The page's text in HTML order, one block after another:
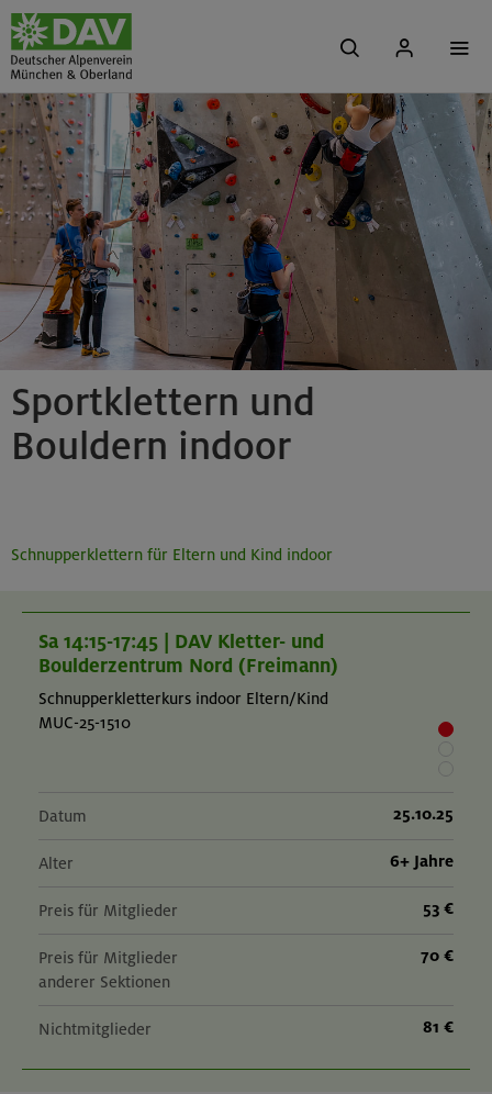
Sportklettern und
Bouldern indoor
Schnupperklettern für Eltern und Kind indoor
Sa 14:15-17:45 | DAV Kletter- und
Boulderzentrum Nord (Freimann)
Schnupperkletterkurs indoor Eltern/Kind
MUC-25-1510
Datum 25.10.25
Alter 6+ Jahre
Preis für Mitglieder 53 €
Preis für Mitglieder
anderer Sektionen
70 €
Nichtmitglieder 81 €